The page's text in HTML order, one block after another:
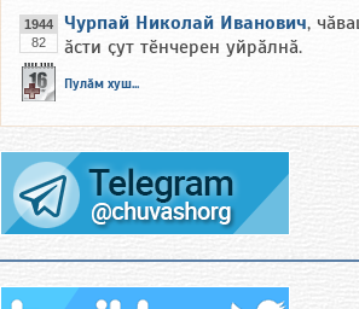
1944
82
Чурпай Николай Иванович,
ӑсти ҫут тӗнчерен уйрӑлнӑ.
Пулӑм хуш...